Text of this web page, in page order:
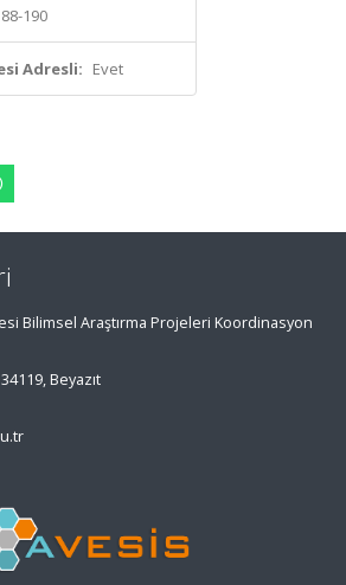
190
Adresli: Evet
Bilimsel Araştırma Projeleri Koordinasyon
Beyazıt